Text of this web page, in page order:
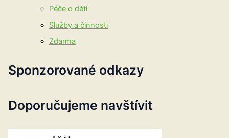
Péče o děti
Služby a činnosti
Zdarma
Sponzorované odkazy
Doporučujeme navštívit